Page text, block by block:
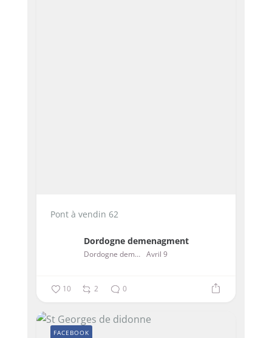
Pont à vendin 62
Dordogne demenagment
Dordogne demenagment Avril 9
10 2 0
FACEBOOK